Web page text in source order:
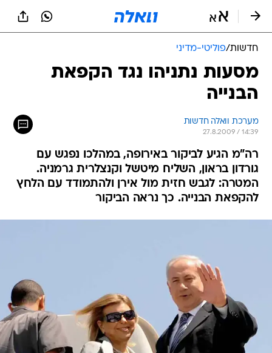
חדשות/פוליטי-מדיני
מסעות נתניהו נגד הקפאת
הבנייה
מערכת וואלה חדשות
27.8.2009 / 14:39
רה"מ הגיע לביקור באירופה, במהלכו נפגש עם
גורדון בראון, השליח מיטשל וקנצלרית גרמניה.
המטרה: לגבש חזית מול אירן ולהתמודד עם הלחץ
להקפאת הבנייה. כך נראה הביקור